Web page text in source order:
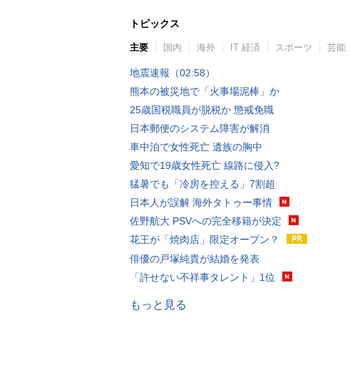
トピックス
主要 国内 海外 IT 経済 スポーツ 芸能
地震速報（02:58）
熊本の被災地で「火事場泥棒」か
25歳国税職員が脱税か 懲戒免職
日本郵便のシステム障害が解消
車中泊で女性死亡 遺族の胸中
愛知で19歳女性死亡 線路に侵入?
猛暑でも「冷房を控える」7割超
日本人が誤解 海外タトゥー事情
佐野航大 PSVへの完全移籍が決定
花王が「焼肉店」限定オープン？
俳優の戸塚純貴が結婚を発表
「許せない不祥事タレント」1位
もっと見る